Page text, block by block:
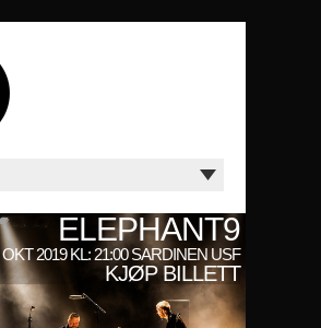
ELEPHANT9
OKT 2019 KL: 21:00 SARDINEN USF
KJØP BILLETT